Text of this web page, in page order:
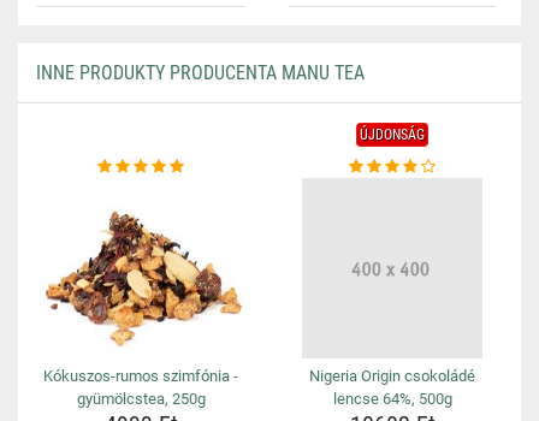
INNE PRODUKTY PRODUCENTA MANU TEA
Kókuszos-rumos szimfónia -
gyümölcstea, 250g
ÚJDONSÁG
Nigeria Origin csokoládé
lencse 64%, 500g